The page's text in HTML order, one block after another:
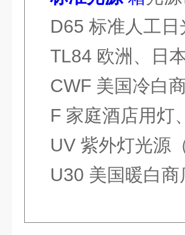
D65标准人工
TL84 欧洲、日
CWF 美国冷白
F 家庭酒店用灯
UV紫外灯光源
U30 美国暖白